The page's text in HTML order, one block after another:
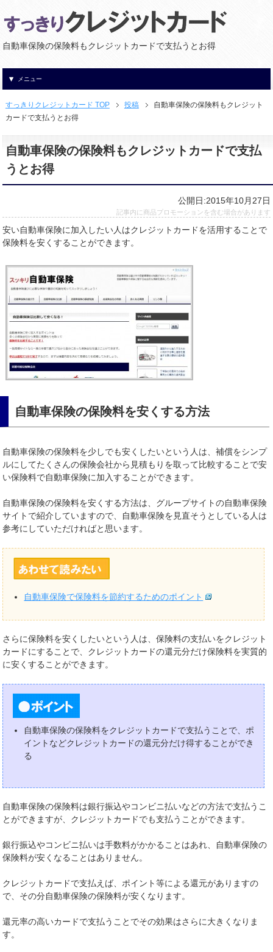
自動車保険の保険料もクレジットカードで支払うとお得
メニュー
すっきりクレジットカード TOP 投稿
自動車保険の保険料もクレジット
カードで支払うとお得
自動車保険の保険料もクレジットカードで支払
うとお得
公開日:2015年10月27日
記事内に商品プロモーションを含む場合があります
安い自動車保険に加入したい人はクレジットカードを活用することで
保険料を安くすることができます。
自動車保険の保険料を安くする方法
自動車保険の保険料を少しでも安くしたいという人は、補償をシンプ
ルにしてたくさんの保険会社から見積もりを取って比較することで安
い保険料で自動車保険に加入することができます。
自動車保険の保険料を安くする方法は、グループサイトの自動車保険
サイトで紹介していますので、自動車保険を見直そうとしている人は
参考にしていただければと思います。
自動車保険で保険料を節約するためのポイント
さらに保険料を安くしたいという人は、保険料の支払いをクレジット
カードにすることで、クレジットカードの還元分だけ保険料を実質的
に安くすることができます。
自動車保険の保険料をクレジットカードで支払うことで、ポ
イントなどクレジットカードの還元分だけ得することができ
る
自動車保険の保険料は銀行振込やコンビニ払いなどの方法で支払うこ
とができますが、クレジットカードでも支払うことができます。
銀行振込やコンビニ払いは手数料がかかることはあれ、自動車保険の
保険料が安くなることはありません。
クレジットカードで支払えば、ポイント等による還元がありますの
で、その分自動車保険の保険料が安くなります。
還元率の高いカードで支払うことでその効果はさらに大きくなりま
す。